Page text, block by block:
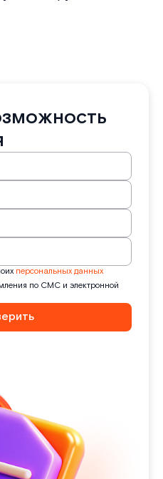
персональных данных
по СМС и электронной